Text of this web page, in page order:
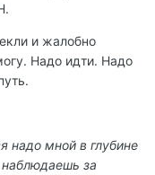
и жалобно
Надо идти. Надо
надо мной в глубине
за